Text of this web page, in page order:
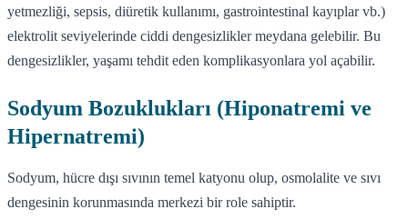
yetmezliği, sepsis, diüretik kullanımı, gastrointestinal kayıplar vb.)
elektrolit seviyelerinde ciddi dengesizlikler meydana gelebilir. Bu
dengesizlikler, yaşamı tehdit eden komplikasyonlara yol açabilir.
Sodyum Bozuklukları (Hiponatremi ve
Hipernatremi)
Sodyum, hücre dışı sıvının temel katyonu olup, osmolalite ve sıvı
dengesinin korunmasında merkezi bir role sahiptir.